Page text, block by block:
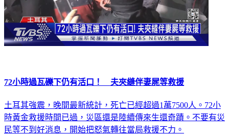
72小時過瓦礫下仍有活口！ 夫夾縫伴妻屍等救援
土耳其強震，晚間最新統計，死亡已經超過1萬7500人。72小
時黃金救援時間已過，災區還是陸續傳來生還奇蹟。不要有災
民等不到好消息，開始把怒氣轉往當局救援不力。